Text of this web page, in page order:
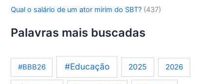
Qual o salário de um ator mirim do SBT? (437)
Palavras mais buscadas
#BBB26 #Educação 2025 2026